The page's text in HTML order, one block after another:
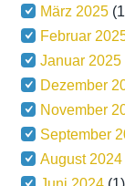
März 2025
Februar
Januar 2025
Dezember
November
September
August 2024